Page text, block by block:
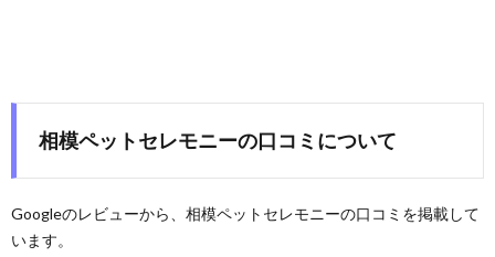
相模ペットセレモニーの口コミについて
Googleのレビューから、相模ペットセレモニーの口コミを掲載して
います。